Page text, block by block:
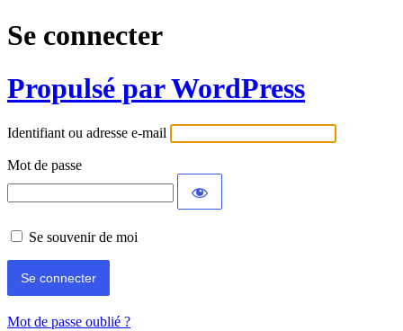
Se connecter
Propulsé par WordPress
Identifiant ou adresse e-mail
Mot de passe
Se souvenir de moi
Mot de passe oublié ?